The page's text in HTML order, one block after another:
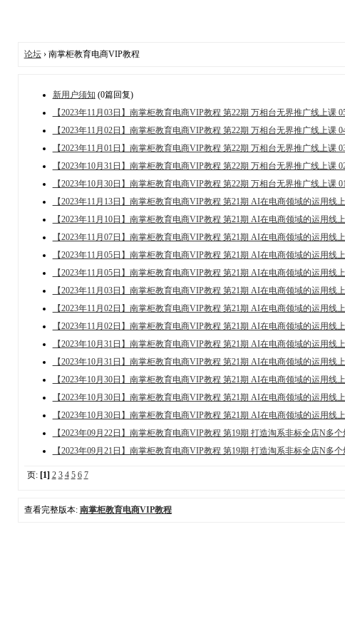
论坛› 南掌柜教育电商VIP教程
新用户须知 (0篇回复)
【2023年11月03日】南掌柜教育电商VIP教程 第22期 万相台无界推广线上课
【2023年11月02日】南掌柜教育电商VIP教程 第22期 万相台无界推广线上课
【2023年11月01日】南掌柜教育电商VIP教程 第22期 万相台无界推广线上课
【2023年10月31日】南掌柜教育电商VIP教程 第22期 万相台无界推广线上课
【2023年10月30日】南掌柜教育电商VIP教程 第22期 万相台无界推广线上课
【2023年11月13日】南掌柜教育电商VIP教程 第21期 AI在电商领域的运用线
【2023年11月10日】南掌柜教育电商VIP教程 第21期 AI在电商领域的运用线
【2023年11月07日】南掌柜教育电商VIP教程 第21期 AI在电商领域的运用线
【2023年11月05日】南掌柜教育电商VIP教程 第21期 AI在电商领域的运用线
【2023年11月05日】南掌柜教育电商VIP教程 第21期 AI在电商领域的运用线
【2023年11月03日】南掌柜教育电商VIP教程 第21期 AI在电商领域的运用线
【2023年11月02日】南掌柜教育电商VIP教程 第21期 AI在电商领域的运用线
【2023年11月02日】南掌柜教育电商VIP教程 第21期 AI在电商领域的运用线
【2023年10月31日】南掌柜教育电商VIP教程 第21期 AI在电商领域的运用线
【2023年10月31日】南掌柜教育电商VIP教程 第21期 AI在电商领域的运用线
【2023年10月30日】南掌柜教育电商VIP教程 第21期 AI在电商领域的运用线
【2023年10月30日】南掌柜教育电商VIP教程 第21期 AI在电商领域的运用线
【2023年10月30日】南掌柜教育电商VIP教程 第21期 AI在电商领域的运用线
【2023年09月22日】南掌柜教育电商VIP教程 第19期 打造淘系非标全店N多
【2023年09月21日】南掌柜教育电商VIP教程 第19期 打造淘系非标全店N多
页: [1] 2 3 4 5 6 7
查看完整版本: 南掌柜教育电商VIP教程